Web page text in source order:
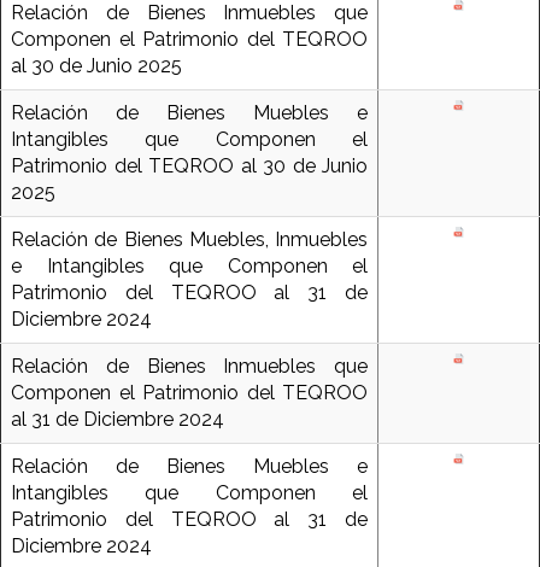
Relación de Bienes Inmuebles que
Componen el Patrimonio del TEQROO
al 30 de Junio 2025
Relación de Bienes Muebles e
Intangibles que Componen el
Patrimonio del TEQROO al 30 de Junio
2025
Relación de Bienes Muebles, Inmuebles
e Intangibles que Componen el
Patrimonio del TEQROO al 31 de
Diciembre 2024
Relación de Bienes Inmuebles que
Componen el Patrimonio del TEQROO
al 31 de Diciembre 2024
Relación de Bienes Muebles e
Intangibles que Componen el
Patrimonio del TEQROO al 31 de
Diciembre 2024